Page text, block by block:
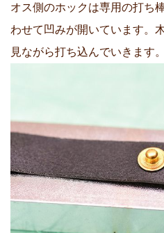
オス側のホックは専用の打ち
わせて凹みが開いています。
見ながら打ち込んでいきます。